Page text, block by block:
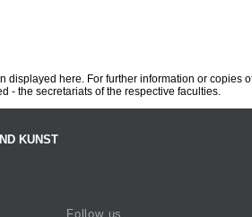
displayed here. For further information or copies
- the secretariats of the respective faculties.
KUNST
Follow us